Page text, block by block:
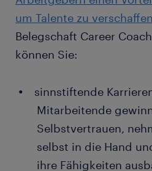
um Talente zu verschaffen
Belegschaft Career
können Sie:
sinnstiftende
Mitarbeitende
Selbstvertrauen,
selbst in die Hand
ihre Fähigkeiten